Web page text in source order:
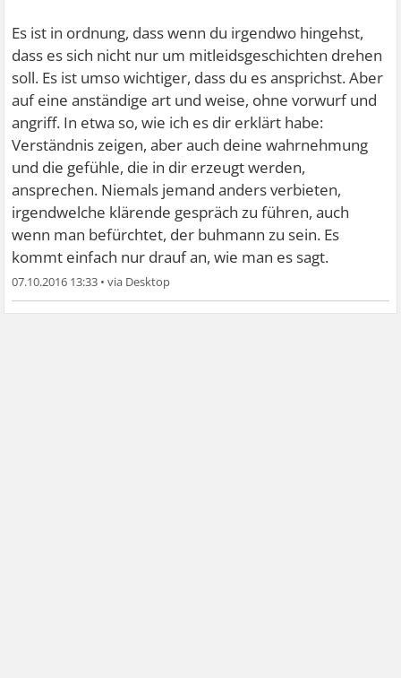
Es ist in ordnung, dass wenn du irgendwo hingehst,
dass es sich nicht nur um mitleidsgeschichten drehen
soll. Es ist umso wichtiger, dass du es ansprichst. Aber
auf eine anständige art und weise, ohne vorwurf und
angriff. In etwa so, wie ich es dir erklärt habe:
Verständnis zeigen, aber auch deine wahrnehmung
und die gefühle, die in dir erzeugt werden,
ansprechen. Niemals jemand anders verbieten,
irgendwelche klärende gespräch zu führen, auch
wenn man befürchtet, der buhmann zu sein. Es
kommt einfach nur drauf an, wie man es sagt.
07.10.2016 13:33 •